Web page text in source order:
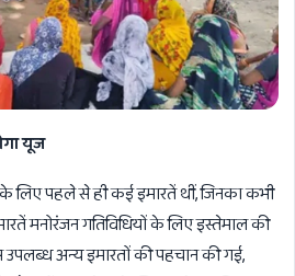
यूज
के लिए पहले से ही कई इमारतें थीं, जिनका कभी
मनोरंजन गतिविधियों के लिए इस्तेमाल की
उपलब्ध अन्य इमारतों की पहचान की गई,